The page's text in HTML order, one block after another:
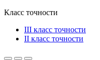
Класс точности
III класс точности
II класс точности